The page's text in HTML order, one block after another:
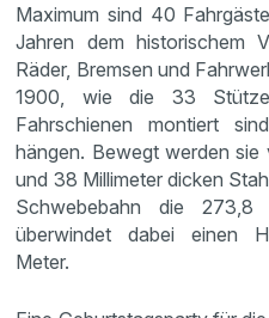
Maximum sind 40
Jahren dem historischem
Räder, Bremsen und
1900, wie die 33
Fahrschienen montiert
hängen. Bewegt werden
und 38 Millimeter dicken
Schwebebahn die
überwindet dabei einen
Meter.